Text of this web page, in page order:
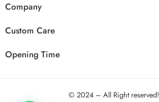
Company
Custom Care
Opening Time
© 2024 – All Right reserved!